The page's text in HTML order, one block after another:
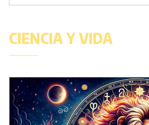
CIENCIA Y VIDA